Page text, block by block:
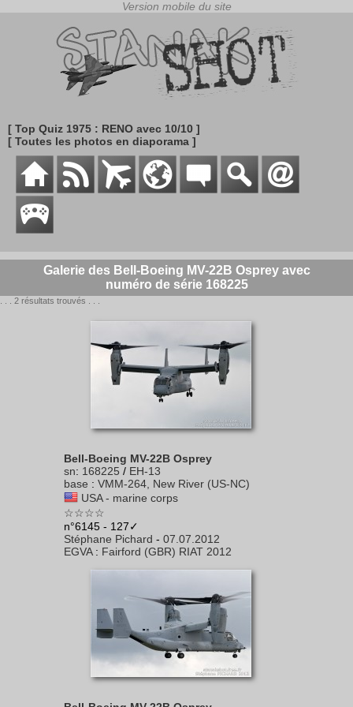
[ Top Quiz 1975 : RENO avec 10/10 ]
[ Toutes les photos en diaporama ]
Galerie des Bell-Boeing MV-22B Osprey avec
numéro de série 168225
. . . 2 résultats trouvés . . .
Bell-Boeing MV-22B Osprey
sn: 168225 / EH-13
base : VMM-264, New River (US-NC)
USA - marine corps
☆☆☆☆
n°6145 - 127✓
Stéphane Pichard - 07.07.2012
EGVA: Fairford (GBR) RIAT 2012